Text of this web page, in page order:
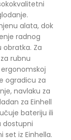
alata, dok
radnog
Za
rubnu
ogradicu za
navlaku za
za Einhell
bateriju ili
dostupni
set iz Einhella.